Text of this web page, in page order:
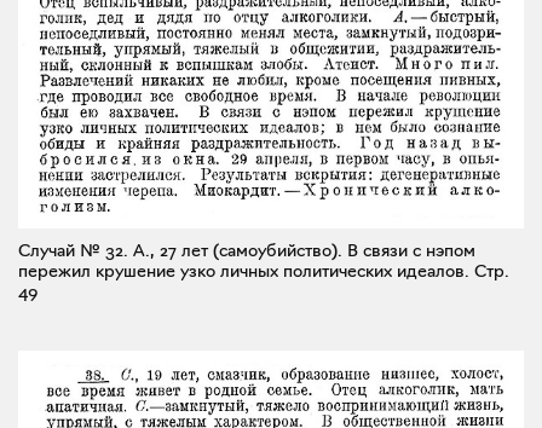
Случай № 32. А., 27 лет (самоубийство). В связи с нэпом
пережил крушение узко личных политических идеалов. Стр.
49